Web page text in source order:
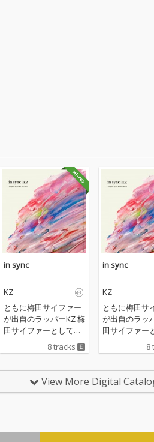
in sync
KZ
ともに梅田サイファー
が出自のラッパーKZ 梅
田サイファーとして出
演したファーストテイ
クの映像がバズり、 Ti
eで2000万回再生を記
様々なジャンルの方々
8 tracks
in sync
KZ
ともに梅田サ
が出自のラッ
田サイファー
演したファー
クの映像がバ
eで2000万回
録。 今回のアルバムは
様々なジャン
8
View More Digital